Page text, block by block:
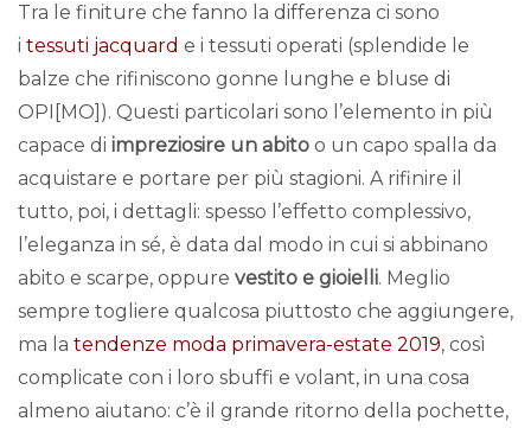
Tra le finiture che fanno la differenza ci sono
i tessuti jacquard e i tessuti operati (splendide le
balze che rifiniscono gonne lunghe e bluse di
OPI[MO]). Questi particolari sono l’elemento in più
capace di impreziosire un abito o un capo spalla da
acquistare e portare per più stagioni. A rifinire il
tutto, poi, i dettagli: spesso l’effetto complessivo,
l’eleganza in sé, è data dal modo in cui si abbinano
abito e scarpe, oppure vestito e gioielli. Meglio
sempre togliere qualcosa piuttosto che aggiungere,
ma la tendenze moda primavera-estate 2019, così
complicate con i loro sbuffi e volant, in una cosa
almeno aiutano: c’è il grande ritorno della pochette,